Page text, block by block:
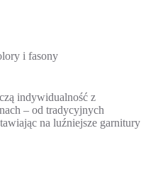
i fasony
indywidualność z
– od tradycyjnych
na luźniejsze garnitury